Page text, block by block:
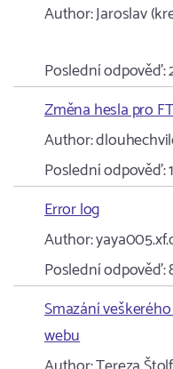
Author:Jaroslav
Poslední odpověď:
Změna hesla pro
Author:
Poslední odpověď:
Error log
Author:
Poslední odpověď:
Smazání
webu